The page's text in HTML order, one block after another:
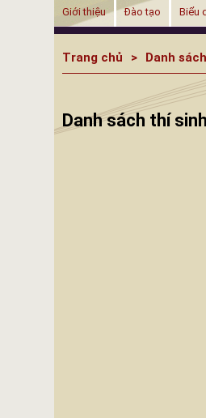
Giới thiệu Đào tạo Biểu
Trang chủ Danh
Danh sách thí